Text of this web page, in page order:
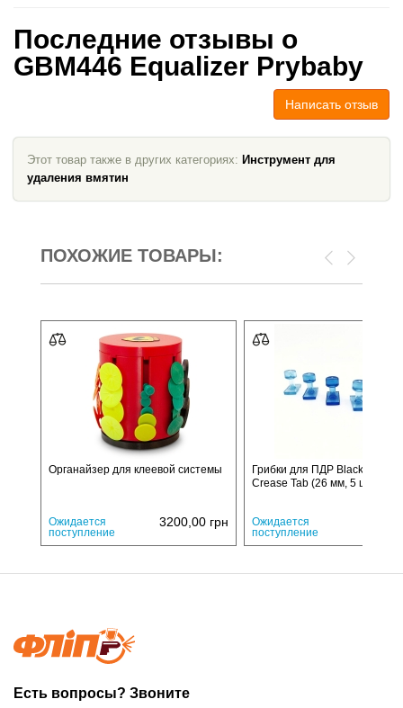
Последние отзывы о
GBM446 Equalizer Prybaby
Написать отзыв
Этот товар также в других категориях: Инструмент для
удаления вмятин
ПОХОЖИЕ ТОВАРЫ:
Органайзер для клеевой системы
Ожидается
поступление
3200,00 грн
Грибки для ПДР Black Ice
Crease Tab (26 мм, 5 шт.)
Ожидается
поступление
Есть вопросы? Звоните